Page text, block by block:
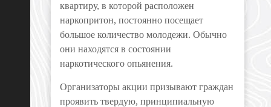
квартиру, в которой расположен
наркопритон, постоянно посещает
большое количество молодежи. Обычно
они находятся в состоянии
наркотического опьянения.
Организаторы акции призывают граждан
проявить твердую, принципиальную